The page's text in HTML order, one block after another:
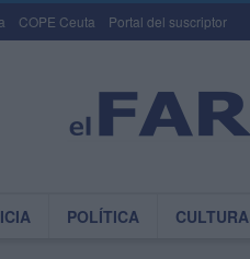
COPE Ceuta Portal del suscriptor
POLÍTICA CULTURA